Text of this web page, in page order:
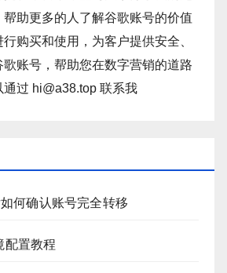
助更多的人了解谷歌账号的价值
购买和使用，为客户提供安全、
账号，帮助您在数字营销的道路
通过 hi@a38.top 联系我
何确认账号完全转移
配置教程